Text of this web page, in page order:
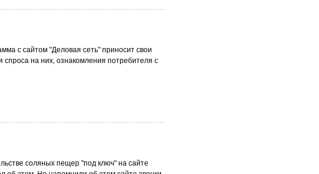
с сайтом "Деловая сеть" приносит свои
спроса на них, ознакомления потребителя с
соляных пещер "под ключ" на сайте